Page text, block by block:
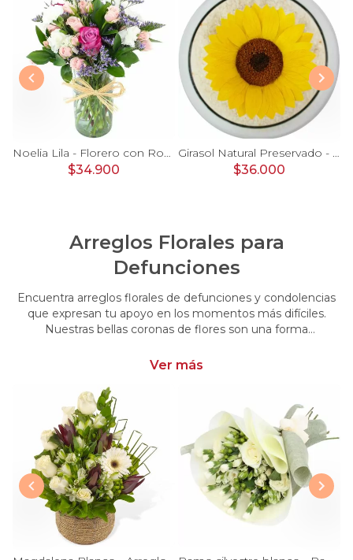
Noelia Lila - Florero con Rosas, mini rosas, mini claveles y limonium
$34.900
Girasol Natural Preservado - girasol preservado en pecera vidrio con piedrecitas
$36.000
Arreglos Florales para
Defunciones
Encuentra arreglos florales de defunciones y condolencias
que expresan tu apoyo en los momentos más difíciles.
Nuestras bellas coronas de flores son una forma
momentos de pérdida.
Ver más